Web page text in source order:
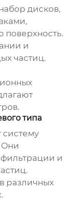
дисков,
и
частиц.
типа
Они
и
различных